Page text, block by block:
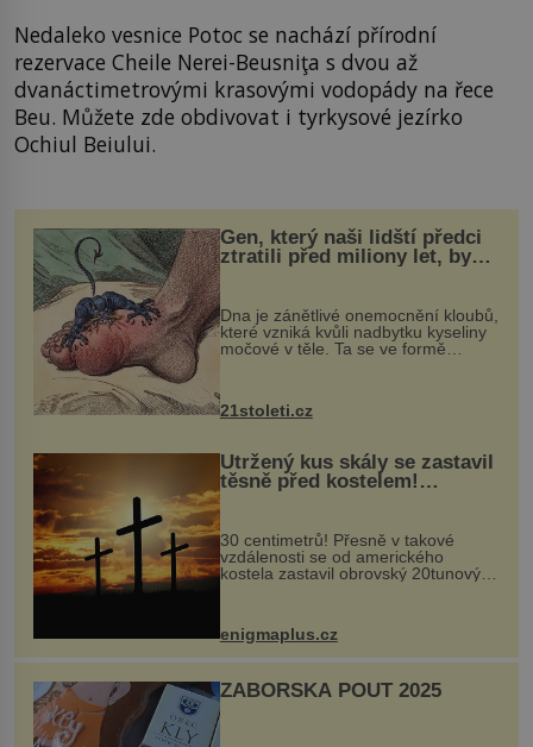
Nedaleko vesnice Potoc se nachází přírodní
rezervace Cheile Nerei-Beusniţa s dvou až
dvanáctimetrovými krasovými vodopády na řece
Beu. Můžete zde obdivovat i tyrkysové jezírko
Ochiul Beiului.
Gen, který naši lidští předci
ztratili před miliony let, by
mohl pomoci s léčbou
„nemoci králů“
Dna je zánětlivé onemocnění kloubů,
které vzniká kvůli nadbytku kyseliny
močové v těle. Ta se ve formě
nohou, a způsobuje bole...
21stoleti.cz
Utržený kus skály se zastavil
těsně před kostelem!
Ochránila ho boží síla?
30 centimetrů! Přesně v takové
vzdálenosti se od amerického
kostela zastavil obrovský 20tunový
...
enigmaplus.cz
ZÁBOŘSKÁ POUŤ 2025